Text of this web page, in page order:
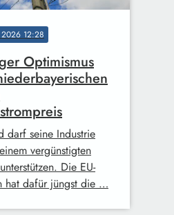
12:28
Optimismus
darf seine Industrie
vergünstigten
Die EU-
hat dafür jüngst die …